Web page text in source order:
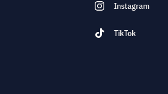
Instagram
TikTok